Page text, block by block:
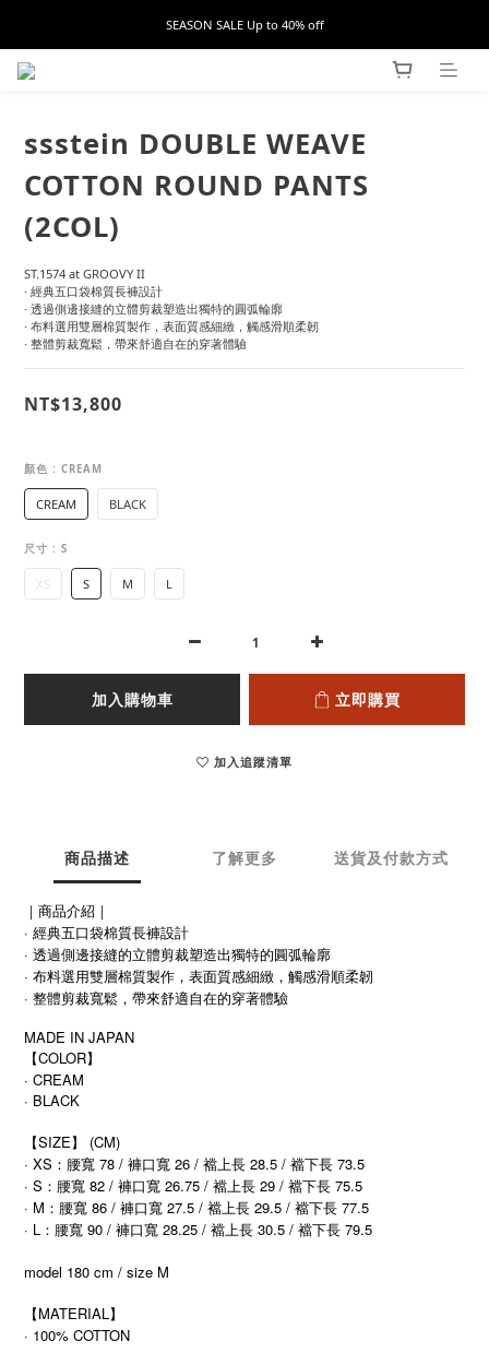
SEASON SALE Up to 40% off
ssstein DOUBLE WEAVE
COTTON ROUND PANTS
(2COL)
ST.1574 at GROOVY II
· 經典五口袋棉質長褲設計
· 透過側邊接縫的立體剪裁塑造出獨特的圓弧輪廓
· 布料選用雙層棉質製作，表面質感細緻，觸感滑順柔韌
· 整體剪裁寬鬆，帶來舒適自在的穿著體驗
NT$13,800
顏色 : CREAM
CREAM BLACK
尺寸 : S
XS S M L
加入購物車 立即購買
加入追蹤清單
商品描述 了解更多 送貨及付款方式
｜商品介紹｜
· 經典五口袋棉質長褲設計
· 透過側邊接縫的立體剪裁塑造出獨特的圓弧輪廓
· 布料選用雙層棉質製作，表面質感細緻，觸感滑順柔韌
· 整體剪裁寬鬆，帶來舒適自在的穿著體驗
MADE IN JAPAN
【COLOR】
· CREAM
· BLACK
【SIZE】 (CM)
· XS：腰寬 78 / 褲口寬 26 / 襠上長 28.5 / 襠下長 73.5
· S：腰寬 82 / 褲口寬 26.75 / 襠上長 29 / 襠下長 75.5
· M：腰寬 86 / 褲口寬 27.5 / 襠上長 29.5 / 襠下長 77.5
· L ：腰寬 90 / 褲口寬 28.25 / 襠上長 30.5 / 襠下長 79.5
model 180 cm / size M
【MATERIAL】
· 100% COTTON